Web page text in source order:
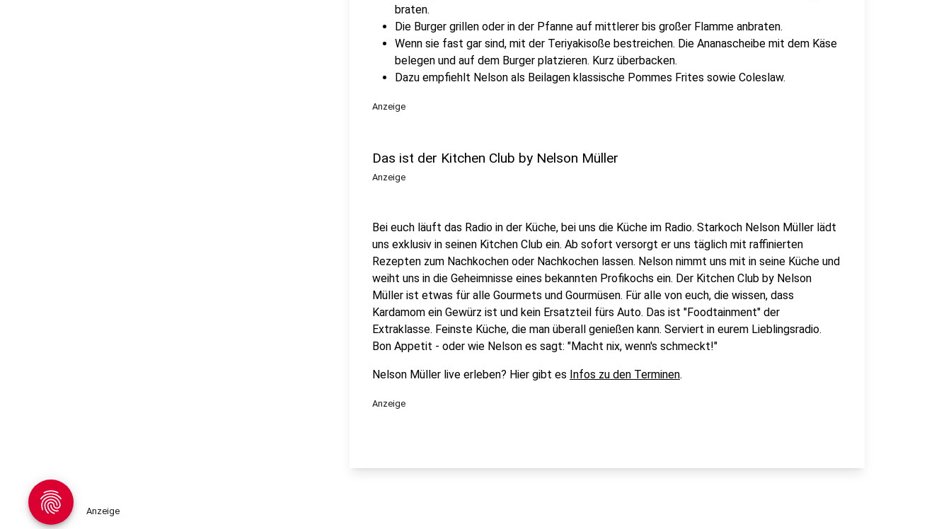
braten.
Die Burger grillen oder in der Pfanne auf mittlerer bis großer Flamme anbraten.
Wenn sie fast gar sind, mit der Teriyakisoße bestreichen. Die Ananascheibe mit dem Käse
belegen und auf dem Burger platzieren. Kurz überbacken.
Dazu empfiehlt Nelson als Beilagen klassische Pommes Frites sowie Coleslaw.
Anzeige
Das ist der Kitchen Club by Nelson Müller
Anzeige
Bei euch läuft das Radio in der Küche, bei uns die Küche im Radio. Starkoch Nelson Müller lädt
uns exklusiv in seinen Kitchen Club ein. Ab sofort versorgt er uns täglich mit raffinierten
Rezepten zum Nachkochen oder Nachkochen lassen. Nelson nimmt uns mit in seine Küche und
weiht uns in die Geheimnisse eines bekannten Profikochs ein. Der Kitchen Club by Nelson
Müller ist etwas für alle Gourmets und Gourmüsen. Für alle von euch, die wissen, dass
Kardamom ein Gewürz ist und kein Ersatzteil fürs Auto. Das ist "Foodtainment" der
Extraklasse. Feinste Küche, die man überall genießen kann. Serviert in eurem Lieblingsradio.
Bon Appetit - oder wie Nelson es sagt: "Macht nix, wenn's schmeckt!"
Nelson Müller live erleben? Hier gibt es Infos zu den Terminen.
Anzeige
Anzeige